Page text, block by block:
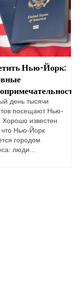
Нью-Йорк:
день тысячи
посещают Нью-
Хорошо известен
что Нью-Йорк
городом
люди...